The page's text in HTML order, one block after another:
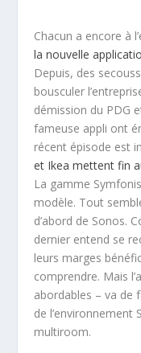
Chacun a encore à
la nouvelle
Depuis, des
bousculer
démission du PDG
fameuse appli ont
récent épisode est
et Ikea mettent fin
La gamme
modèle. Tout
d’abord de Sonos.
dernier entend se
leurs marges
comprendre. Mais
abordables – va de
de
multiroom.